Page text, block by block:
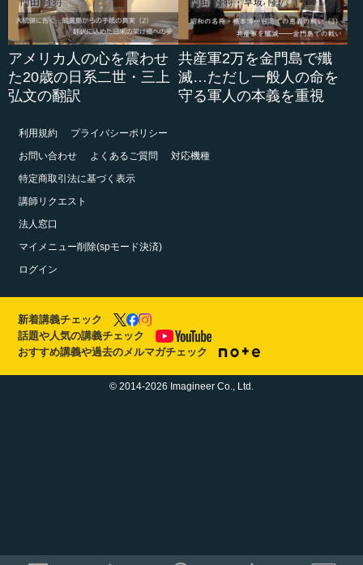
アメリカ人の心を震わせ
た20歳の日系二世・三上
弘文の翻訳
共産軍2万を金門島で殲
滅…ただし一般人の命を
守る軍人の本義を重視
利用規約
プライバシーポリシー
お問い合わせ
よくあるご質問
対応機種
特定商取引法に基づく表示
講師リクエスト
法人窓口
マイメニュー削除(spモード決済)
ログイン
新着講義チェック
話題や人気の講義チェック
おすすめ講義や過去のメルマガチェック
© 2014-2026 Imagineer Co., Ltd.